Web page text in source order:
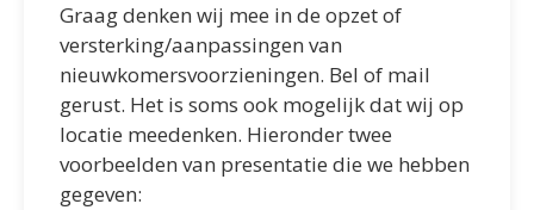
Graag denken wij mee in de opzet of
versterking/aanpassingen van
nieuwkomersvoorzieningen. Bel of mail
gerust. Het is soms ook mogelijk dat wij op
locatie meedenken. Hieronder twee
voorbeelden van presentatie die we hebben
gegeven: